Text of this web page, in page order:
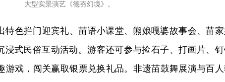
大型实景演艺《德夯幻境》。
特色拦门迎宾礼、苗语小课堂、熊娘嘎婆故事会、苗
浸式民俗互动活动。游客还可参与捡石子、打画片、
游戏，闯关赢取银票兑换礼品。非遗苗鼓舞展演与百